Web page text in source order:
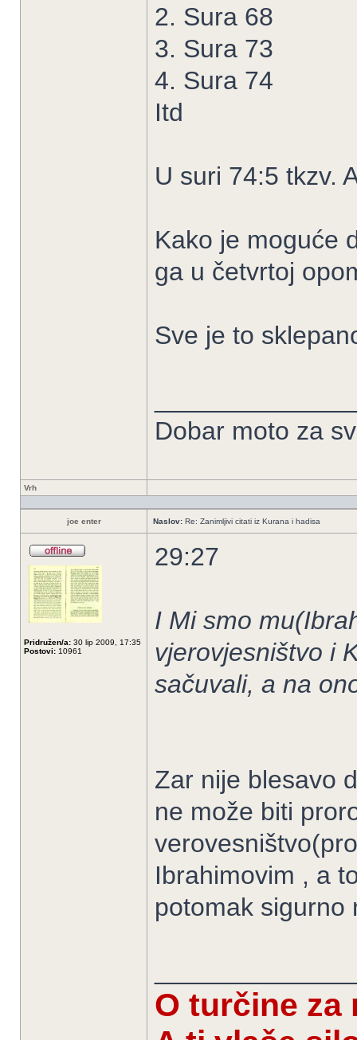
2. Sura 68
3. Sura 73
4. Sura 74
Itd
U suri 74:5 tkzv.
Kako je moguće
ga u četvrtoj
Sve je to
Dobar moto za
Vrh
joe enter Naslov: Re: Zanimljivi citati iz Kurana i hadisa
Pridružen/a: 30 lip 2009, 17:35
Postovi: 10961
29:27
I Mi smo
vjerovjesništvo i
sačuvali, a na
Zar nije blesavo
ne može biti
Ibrahimovim , a
potomak sigurno
O turčine za